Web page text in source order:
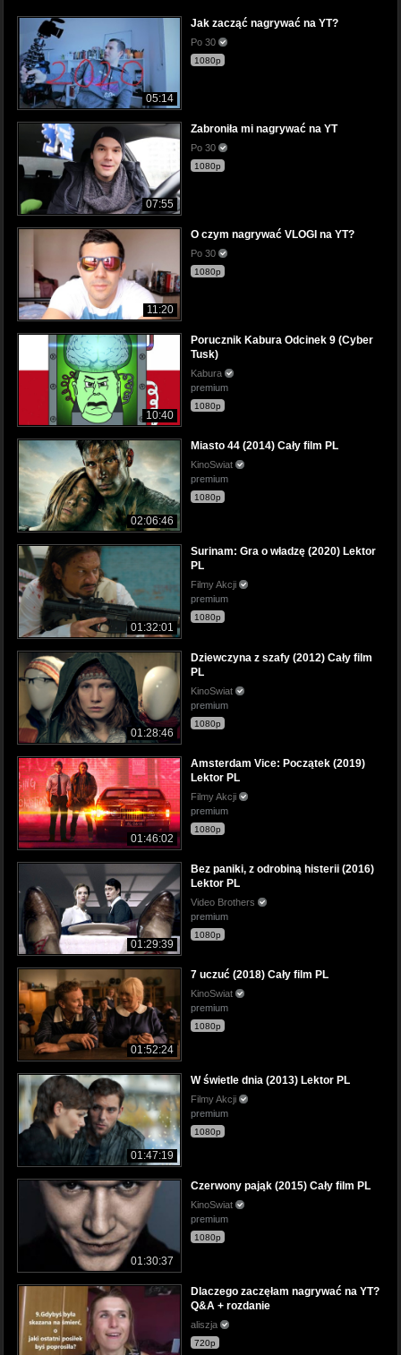
05:14
Jak zacząć nagrywać na YT?
Po 30
1080p
07:55
Zabroniła mi nagrywać na YT
Po 30
1080p
11:20
O czym nagrywać VLOGI na YT?
Po 30
1080p
10:40
Porucznik Kabura Odcinek 9 (Cyber
Tusk)
Kabura
premium
1080p
02:06:46
Miasto 44 (2014) Cały film PL
KinoSwiat
premium
1080p
01:32:01
Surinam: Gra o władzę (2020) Lektor
PL
Filmy Akcji
premium
1080p
01:28:46
Dziewczyna z szafy (2012) Cały film
PL
KinoSwiat
premium
1080p
01:46:02
Amsterdam Vice: Początek (2019)
Lektor PL
Filmy Akcji
premium
1080p
01:29:39
Bez paniki, z odrobiną histerii (2016)
Lektor PL
Video Brothers
premium
1080p
01:52:24
7 uczuć (2018) Cały film PL
KinoSwiat
premium
1080p
01:47:19
W świetle dnia (2013) Lektor PL
Filmy Akcji
premium
1080p
01:30:37
Czerwony pająk (2015) Cały film PL
KinoSwiat
premium
1080p
Dlaczego zaczęłam nagrywać na YT?
Q&A + rozdanie
aliszja
720p